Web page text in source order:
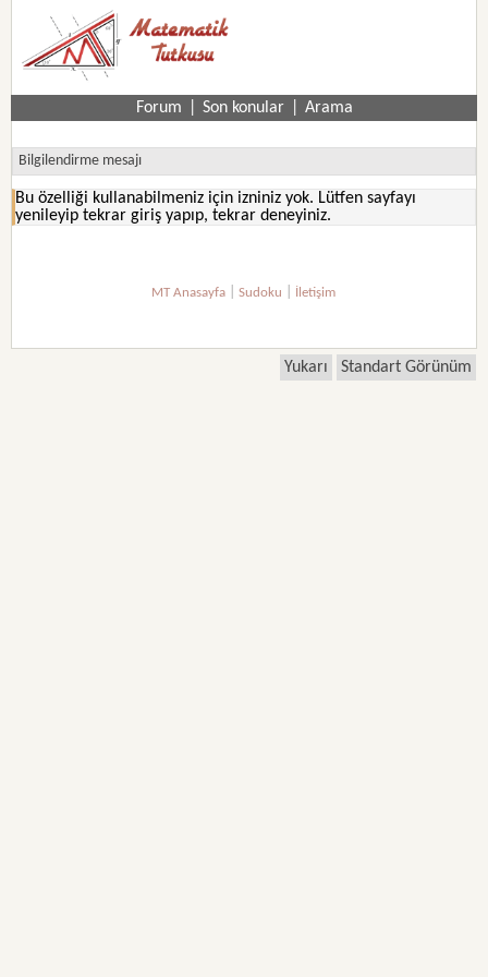
Forum Son konular Arama
Bilgilendirme mesajı
Bu özelliği kullanabilmeniz için izniniz yok. Lütfen sayfayı
yenileyip tekrar giriş yapıp, tekrar deneyiniz.
MT Anasayfa |Sudoku İletişim
Yukarı Standart Görünüm